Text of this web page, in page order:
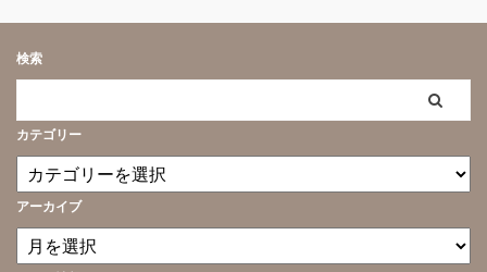
検索
カテゴリー
アーカイブ